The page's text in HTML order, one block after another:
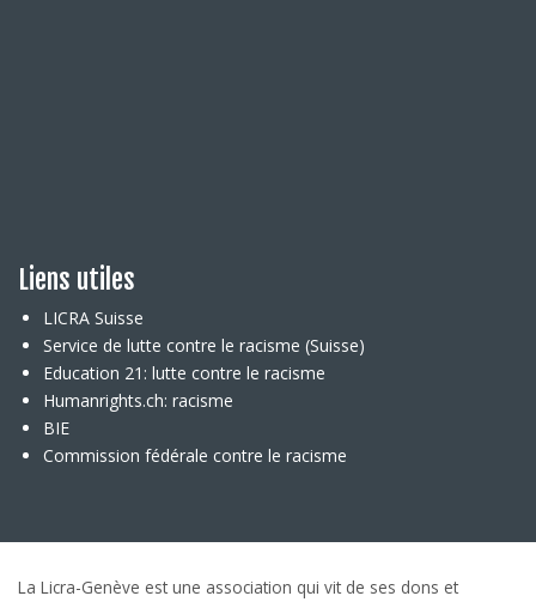
Liens utiles
LICRA Suisse
Service de lutte contre le racisme (Suisse)
Education 21: lutte contre le racisme
Humanrights.ch: racisme
BIE
Commission fédérale contre le racisme
La Licra-Genève est une association qui vit de ses dons et